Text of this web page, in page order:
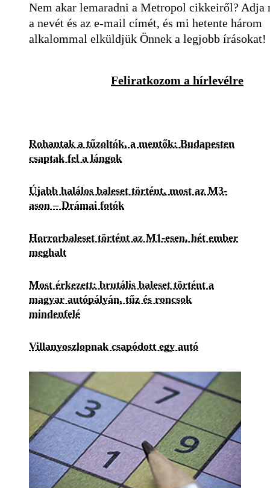
Nem akar lemaradni a Metropol cikkeiről? Adja
a nevét és az e-mail címét, és mi hetente három
alkalommal elküldjük Önnek a legjobb írásokat!
Feliratkozom a hírlevélre
Rohantak a tűzoltók, a mentők: Budapesten
csaptak fel a lángok
Újabb halálos baleset történt, most az M3-
ason – Drámai fotók
Horrorbaleset történt az M1-esen, hét ember
meghalt
Most érkezett: brutális baleset történt a
magyar autópályán, tűz és roncsok
mindenfelé
Villanyoszlopnak csapódott egy autó